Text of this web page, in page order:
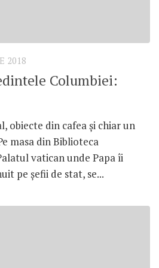
2018
Columbiei:
obiecte din cafea și chiar un
masa din Biblioteca
vatican unde Papa îi
pe șefii de stat, se...